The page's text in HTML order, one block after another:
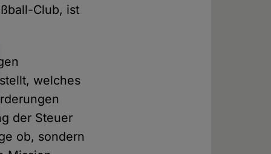
Club, ist
welches
der Steuer
ob, sondern